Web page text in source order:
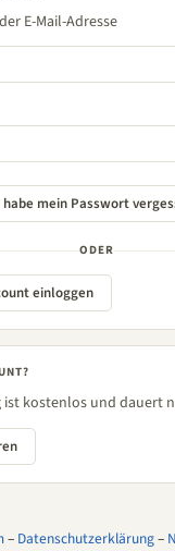
E-Mail-Adresse
ODER
einloggen
ist kostenlos und dauert
– Datenschutzerklärung–